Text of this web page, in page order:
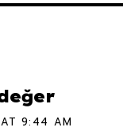
9:44 AM